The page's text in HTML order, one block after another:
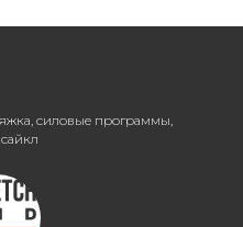
силовые программы,